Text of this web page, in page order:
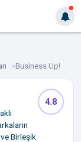
Business Up!
Birleşik
4.8